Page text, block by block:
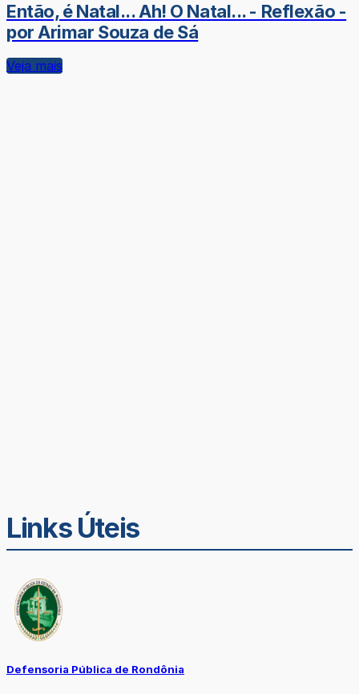
Então, é Natal... Ah! O Natal... - Reflexão -
por Arimar Souza de Sá
Veja mais
Links Úteis
Defensoria Pública de Rondônia